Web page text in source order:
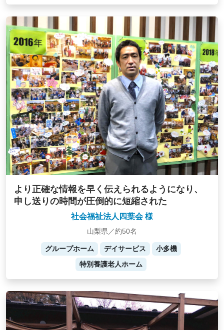
より正確な情報を早く伝えられるようになり、
申し送りの時間が圧倒的に短縮された
社会福祉法人四葉会 様
山梨県／約50名
グループホーム デイサービス
小多機
特別養護老人ホーム